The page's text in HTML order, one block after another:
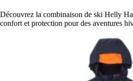
Découvrez la combinaison de ski Helly
confort et protection pour des aventures